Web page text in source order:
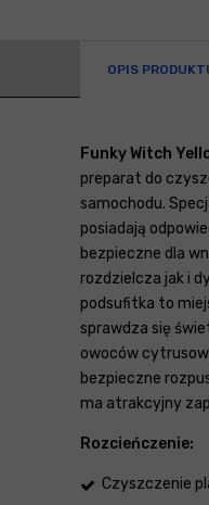
OPIS
Funky Witch
preparat do
samochodu.
posiadają
bezpieczne dla
rozdzielcza jak i
podsufitka to
sprawdza się
owoców
bezpieczne
ma atrakcyjny
Rozcieńczenie:
Czyszczenie